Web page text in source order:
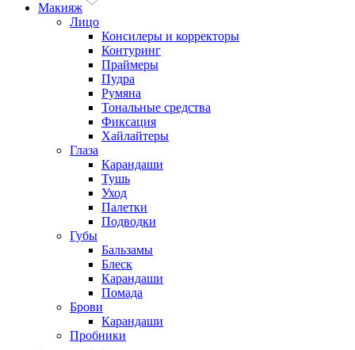
Макияж
Лицо
Консилеры и корректоры
Контуринг
Праймеры
Пудра
Румяна
Тональные средства
Фиксация
Хайлайтеры
Глаза
Карандаши
Тушь
Уход
Палетки
Подводки
Губы
Бальзамы
Блеск
Карандаши
Помада
Брови
Карандаши
Пробники